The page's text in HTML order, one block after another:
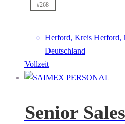
#268
Herford, Kreis Herford,
Deutschland
Vollzeit
Senior